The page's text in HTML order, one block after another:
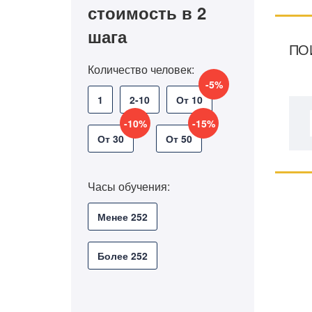
стоимость в 2
шага
Количество человек:
1 2-10 От 10
-5%
От 30
-10%
От 50
-15%
Часы обучения:
Менее 252
Более 252